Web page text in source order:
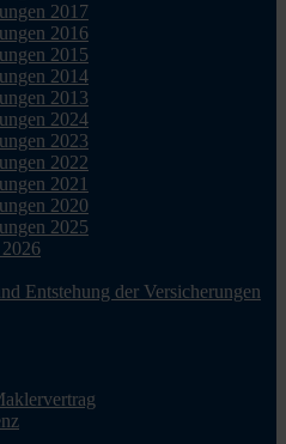
2017
2016
2015
2014
2013
2024
2023
2022
2021
2020
2025
Entstehung der Versicherungen